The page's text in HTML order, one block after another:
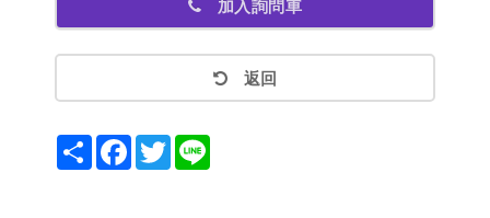
加入詢問車
返回
ShareFacebook
Twitter